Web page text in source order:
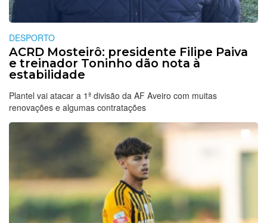
DESPORTO
ACRD Mosteirô: presidente Filipe Paiva
e treinador Toninho dão nota à
estabilidade
Plantel vai atacar a 1ª divisão da AF Aveiro com muitas
renovações e algumas contratações